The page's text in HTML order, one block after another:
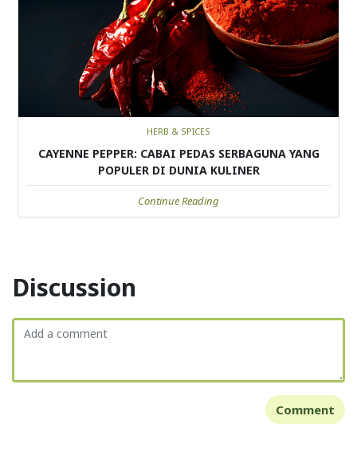
HERB & SPICES
CAYENNE PEPPER: CABAI PEDAS SERBAGUNA YANG
POPULER DI DUNIA KULINER
Continue Reading
Discussion
Comment